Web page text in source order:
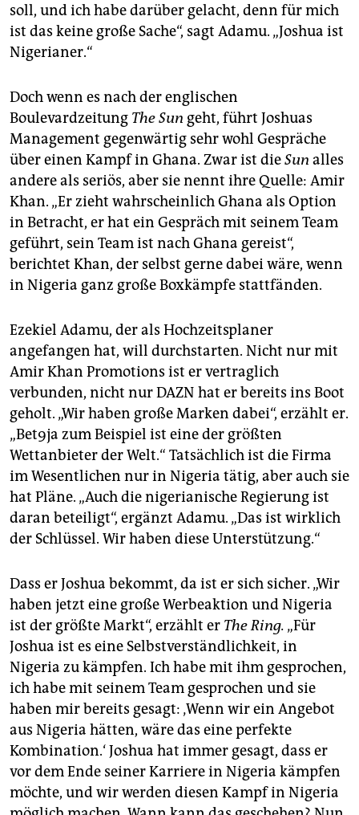
soll, und ich habe darüber gelacht, denn für mich
ist das keine große Sache“, sagt Adamu. „Joshua ist
Nigerianer.“
Doch wenn es nach der englischen
Boulevardzeitung The Sun geht, führt Joshuas
Management gegenwärtig sehr wohl Gespräche
über einen Kampf in Ghana. Zwar ist dieSun alles
andere als seriös, aber sie nennt ihre Quelle: Amir
Khan. „Er zieht wahrscheinlich Ghana als Option
in Betracht, er hat ein Gespräch mit seinem Team
geführt, sein Team ist nach Ghana gereist“,
berichtet Khan, der selbst gerne dabei wäre, wenn
in Nigeria ganz große Boxkämpfe stattfänden.
Ezekiel Adamu, der als Hochzeitsplaner
angefangen hat, will durchstarten. Nicht nur mit
Amir Khan Promotions ist er vertraglich
verbunden, nicht nur DAZN hat er bereits ins Boot
geholt. „Wir haben große Marken dabei“, erzählt er.
„Bet9ja zum Beispiel ist eine der größten
Wettanbieter der Welt.“ Tatsächlich ist die Firma
im Wesentlichen nur in Nigeria tätig, aber auch sie
hat Pläne. „Auch die nigerianische Regierung ist
daran beteiligt“, ergänzt Adamu. „Das ist wirklich
der Schlüssel. Wir haben diese Unterstützung.“
Dass er Joshua bekommt, da ist er sich sicher. „Wir
haben jetzt eine große Werbeaktion und Nigeria
ist der größte Markt“, erzählt er The Ring. „Für
Joshua ist es eine Selbstverständlichkeit, in
Nigeria zu kämpfen. Ich habe mit ihm gesprochen,
ich habe mit seinem Team gesprochen und sie
haben mir bereits gesagt: ‚Wenn wir ein Angebot
aus Nigeria hätten, wäre das eine perfekte
Kombination.‘ Joshua hat immer gesagt, dass er
vor dem Ende seiner Karriere in Nigeria kämpfen
möchte, und wir werden diesen Kampf in Nigeria